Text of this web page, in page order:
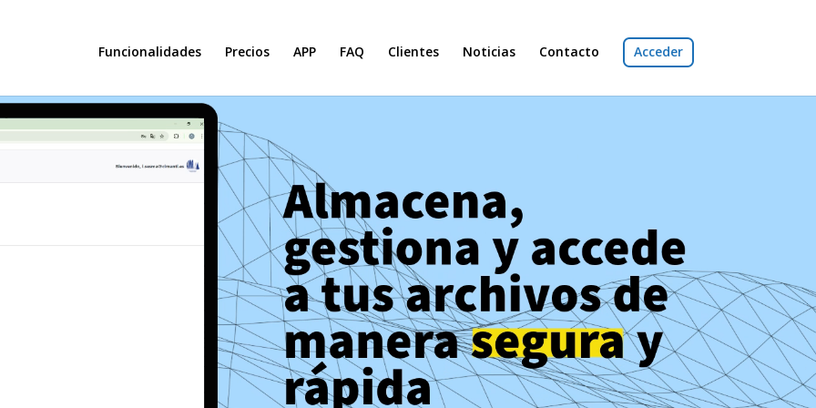
Funcionalidades Precios APP FAQ Clientes Noticias Contacto Acceder